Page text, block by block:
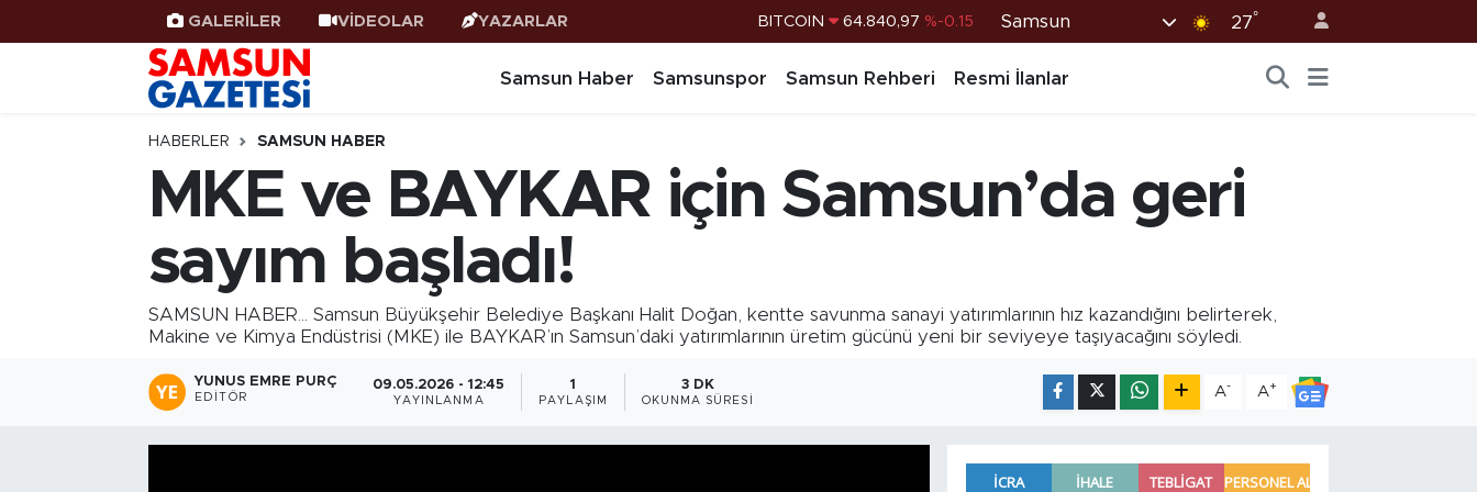
GALERİLER VİDEOLAR YAZARLAR DOLAR 47,7436 %0.18
BİST100 13.779 %-14
BITCOIN 64.840,97 %-0.15
Samsun 27°
Samsun Haber Samsunspor Samsun Rehberi Resmi İlanlar
HABERLER SAMSUN HABER
MKE ve BAYKAR için Samsun’da geri
sayım başladı!
SAMSUN HABER... Samsun Büyükşehir Belediye Başkanı Halit Doğan, kentte savunma sanayi yatırımlarının hız kazandığını belirterek,
Makine ve Kimya Endüstrisi (MKE) ile BAYKAR’ın Samsun’daki yatırımlarının üretim gücünü yeni bir seviyeye taşıyacağını söyledi.
YUNUS EMRE PURÇ
EDITÖR
09.05.2026 - 12:45
YAYINLANMA
1
PAYLAŞIM
3 DK
OKUNMA SÜRESI
A- A+
Samsun Haber
Samsunspor
Samsun Rehberi
Resmi İlanlar
Samsun Nöbetçi Eczaneler
Samsun Hava Durumu
SAMSUN Namaz Vakitleri
Samsun Trafik Yoğunluk Haritası
Süper Lig Puan Durumu ve Fikstür